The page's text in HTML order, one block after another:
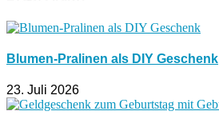
Blumen-Pralinen als DIY Geschenk
23. Juli 2026